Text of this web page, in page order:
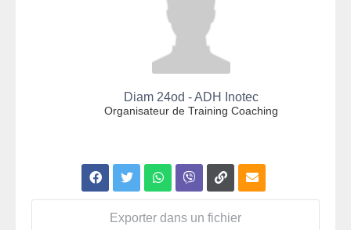
Diam 24od - ADH Inotec
Organisateur de Training Coaching
Exporter dans un fichier